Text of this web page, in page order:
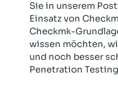
Sie in unserem
Einsatz von
Checkmk-
wissen möchten,
und noch besser
Penetration